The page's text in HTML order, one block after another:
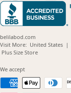
belilabod.com
Visit More: United States |
Plus Size Store(opens
We accept